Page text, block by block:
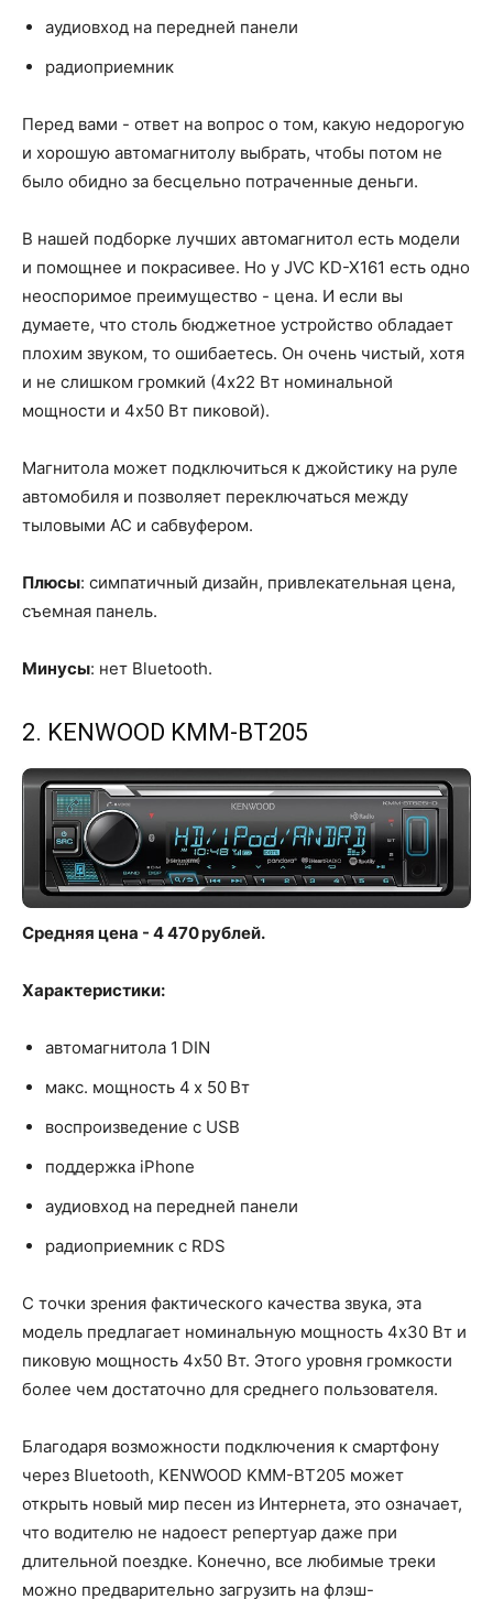
аудиовход на передней панели
радиоприемник
Перед вами - ответ на вопрос о том, какую недорогую
и хорошую автомагнитолу выбрать, чтобы потом не
было обидно за бесцельно потраченные деньги.
В нашей подборке лучших автомагнитол есть модели
и помощнее и покрасивее. Но у JVC KD-X161 есть одно
неоспоримое преимущество - цена. И если вы
думаете, что столь бюджетное устройство обладает
плохим звуком, то ошибаетесь. Он очень чистый, хотя
и не слишком громкий (4x22 Вт номинальной
мощности и 4x50 Вт пиковой).
Магнитола может подключиться к джойстику на руле
автомобиля и позволяет переключаться между
тыловыми АС и сабвуфером.
Плюсы: симпатичный дизайн, привлекательная цена,
съемная панель.
Минусы: нет Bluetooth.
2. KENWOOD KMM-BT205
Средняя цена - 4 470 рублей.
Характеристики:
автомагнитола 1 DIN
макс. мощность 4 x 50 Вт
воспроизведение с USB
поддержка iPhone
аудиовход на передней панели
радиоприемник с RDS
С точки зрения фактического качества звука, эта
модель предлагает номинальную мощность 4x30 Вт и
пиковую мощность 4x50 Вт. Этого уровня громкости
более чем достаточно для среднего пользователя.
Благодаря возможности подключения к смартфону
через Bluetooth, KENWOOD KMM-BT205 может
открыть новый мир песен из Интернета, это означает,
что водителю не надоест репертуар даже при
длительной поездке. Конечно, все любимые треки
можно предварительно загрузить на флэш-